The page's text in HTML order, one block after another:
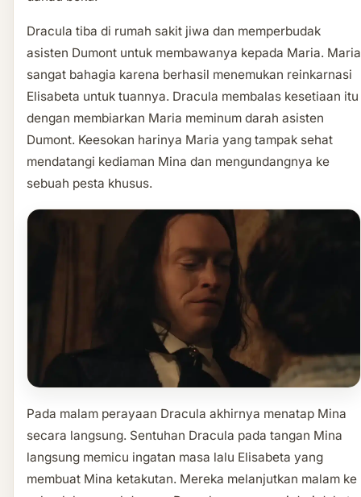
Dracula tiba di rumah sakit jiwa dan memperbudak
asisten Dumont untuk membawanya kepada Maria. Maria
sangat bahagia karena berhasil menemukan reinkarnasi
Elisabeta untuk tuannya. Dracula membalas kesetiaan itu
dengan membiarkan Maria meminum darah asisten
Dumont. Keesokan harinya Maria yang tampak sehat
mendatangi kediaman Mina dan mengundangnya ke
sebuah pesta khusus.
Pada malam perayaan Dracula akhirnya menatap Mina
secara langsung. Sentuhan Dracula pada tangan Mina
langsung memicu ingatan masa lalu Elisabeta yang
membuat Mina ketakutan. Mereka melanjutkan malam ke